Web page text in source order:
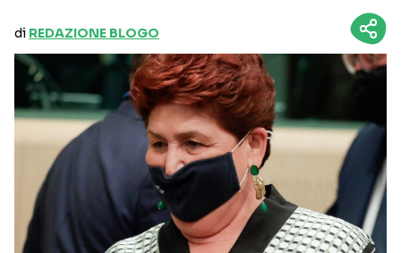
di REDAZIONE BLOGO